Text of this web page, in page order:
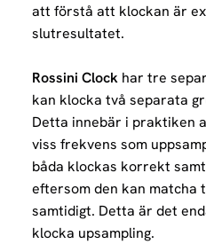
att förstå att klockan är
slutresultatet.
Rossini Clock har tre
kan klocka två separata
Detta innebär i praktiken
viss frekvens som
båda klockas korrekt
eftersom den kan matcha
samtidigt. Detta är det
klocka upsampling.